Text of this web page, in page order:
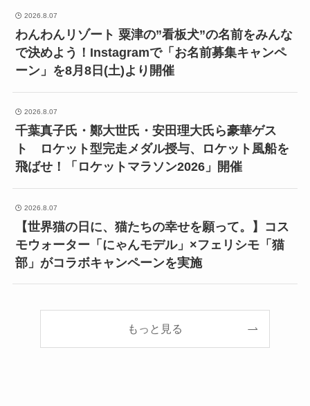
2026.8.07
わんわんリゾート 粟津の”看板犬”の名前をみんな
で決めよう！Instagramで「お名前募集キャンペ
ーン」を8月8日(土)より開催
2026.8.07
千葉真子氏・鄭大世氏・安田理大氏ら豪華ゲス
ト ロケット型完走メダル授与、ロケット風船を
飛ばせ！「ロケットマラソン2026」開催
2026.8.07
【世界猫の日に、猫たちの幸せを願って。】コス
モウォーター「にゃんモデル」×フェリシモ「猫
部」がコラボキャンペーンを実施
もっと見る